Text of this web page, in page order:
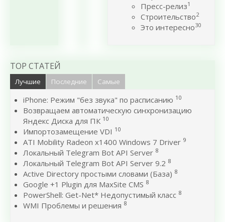
Пресс-релиз1
Строительство2
Это интересно30
TOP СТАТЕЙ
Лучшие Последние Самые
iPhone: Режим "без звука" по расписанию 10
Возвращаем автоматическую синхронизацию
Яндекс Диска для ПК 10
Импортозамещение VDI 10
ATI Mobility Radeon x1400 Windows 7 Driver 9
Локальный Telegram Bot API Server 8
Локальный Telegram Bot API Server 9.2 8
Active Directory простыми словами (База) 8
Google +1 Plugin для MaxSite CMS 8
PowerShell: Get-Net* Недопустимый класс 8
WMI Проблемы и решения 8